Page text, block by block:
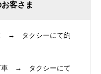
客さま
→ タクシーにて約
車 → タクシーにて